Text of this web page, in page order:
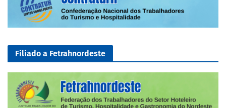
Filiado a Fetrahnordeste